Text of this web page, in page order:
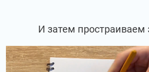
И затем простраиваем